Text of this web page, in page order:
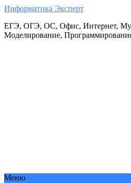
Информатика Эксперт
ЕГЭ, ОГЭ, ОС, Офис, Интернет,
Моделирование,
Меню